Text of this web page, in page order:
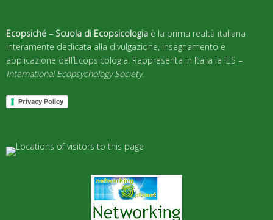
Ecopsiché – Scuola di Ecopsicologia è la prima realtà italiana
interamente dedicata alla divulgazione, insegnamento e
applicazione dell’Ecopsicologia. Rappresenta in Italia la IES –
International Ecopsychology Society.
Privacy Policy